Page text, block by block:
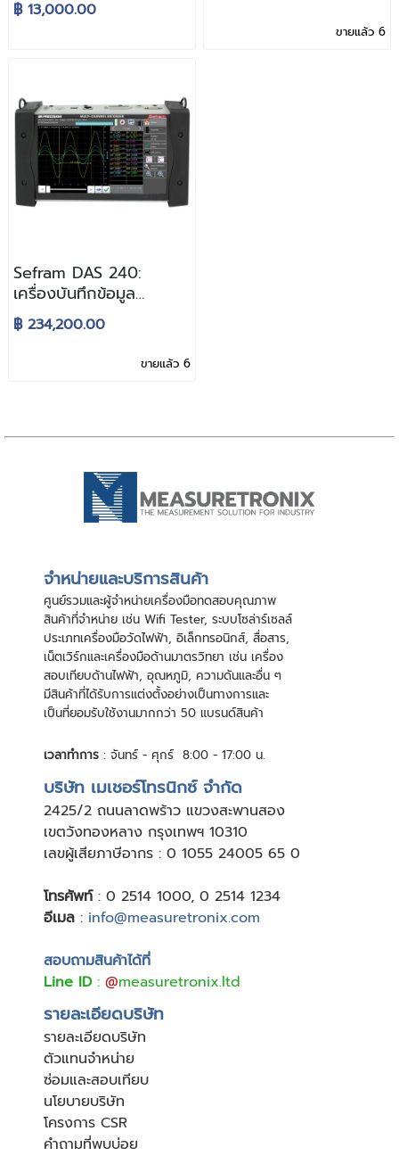
฿ 13,000.00
ขายแล้ว 6
Sefram DAS 240:
เครื่องบันทึกข้อมูล
(Datalogger) 20-
200Ch. ขนาดมือถือ จอสี
ระบบสัมผัสจากฝรั่งเศส
฿ 234,200.00
ขายแล้ว 6
จําหน่ายและบริการสินค้า
ศูนย์รวมและผู้จําหน่ายเครื่องมือทดสอบคุณภาพ
สินค้าที่จําหน่าย เช่น Wifi Tester, ระบบโซล่าร์เซลล์
ประเภทเครื่องมือวัดไฟฟ้า, อิเล็กทรอนิกส์, สื่อสาร,
เน็ตเวิร์กและเครื่องมือด้านมาตรวิทยา เช่น เครื่อง
สอบเทียบด้านไฟฟ้า, อุณหภูมิ, ความดันและอื่น ๆ
มีสินค้าที่ได้รับการแต่งตั้งอย่างเป็นทางการและ
เป็นที่ยอมรับใช้งานมากกว่า 50 แบรนด์สินค้า
เวลาทำการ : จันทร์ - ศุกร์ 8:00 - 17:00 น.
บริษัท เมเชอร์โทรนิกซ์ จำกัด
2425/2 ถนนลาดพร้าว แขวงสะพานสอง
เขตวังทองหลาง กรุงเทพฯ 10310
เลขผู้เสียภาษีอากร : 0 1055 24005 65 0
โทรศัพท์: 0 2514 1000, 0 2514 1234
อีเมล : info@measuretronix.com
สอบถามสินค้าได้ที่
Line ID: @measuretronix.ltd
รายละเอียดบริษัท
รายละเอียดบริษัท
ตัวแทนจำหน่าย
ซ่อมและสอบเทียบ
นโยบายบริษัท
โครงการ CSR
คำถามที่พบบ่อย